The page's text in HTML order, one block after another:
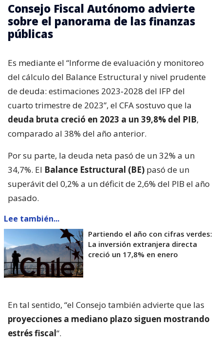
Consejo Fiscal Autónomo advierte
sobre el panorama de las finanzas
públicas
Es mediante el “Informe de evaluación y monitoreo
del cálculo del Balance Estructural y nivel prudente
de deuda: estimaciones 2023‐2028 del IFP del
cuarto trimestre de 2023”, el CFA sostuvo que la
deuda bruta creció en 2023 a un 39,8% del PIB,
comparado al 38% del año anterior.
Por su parte, la deuda neta pasó de un 32% a un
34,7%. El Balance Estructural (BE) pasó de un
superávit del 0,2% a un déficit de 2,6% del PIB el año
pasado.
Lee también...
Partiendo el año con cifras verdes:
La inversión extranjera directa
creció un 17,8% en enero
En tal sentido, “el Consejo también advierte que las
proyecciones a mediano plazo siguen mostrando
estrés fiscal“.